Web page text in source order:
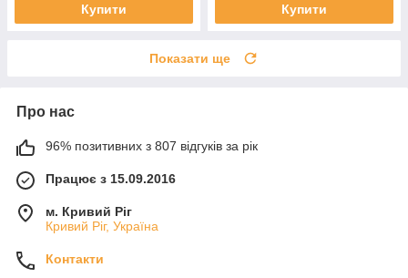
Купити Купити
Показати ще
Про нас
96% позитивних з 807 відгуків за рік
Працює з 15.09.2016
м. Кривий Ріг
Кривий Ріг, Україна
Контакти